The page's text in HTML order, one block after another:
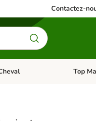
Contactez-
les catégories: Oiseau
Dérouler
Top